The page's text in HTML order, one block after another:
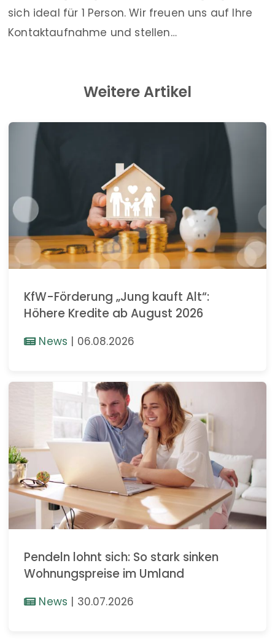
sich ideal für 1 Person. Wir freuen uns auf Ihre
Kontaktaufnahme und stellen…
Weitere Artikel
KfW-Förderung „Jung kauft Alt“:
Höhere Kredite ab August 2026
News | 06.08.2026
Pendeln lohnt sich: So stark sinken
Wohnungspreise im Umland
News | 30.07.2026